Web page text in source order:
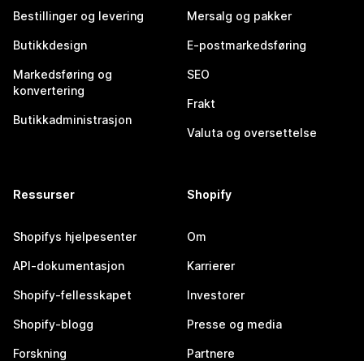
Bestillinger og levering
Butikkdesign
Markedsføring og
konvertering
Butikkadministrasjon
Mersalg og pakker
E-postmarkedsføring
SEO
Frakt
Valuta og oversettelse
Ressurser
Shopifys hjelpesenter
API-dokumentasjon
Shopify-fellesskapet
Shopify-blogg
Forskning
Shopify
Om
Karrierer
Investorer
Presse og media
Partnere